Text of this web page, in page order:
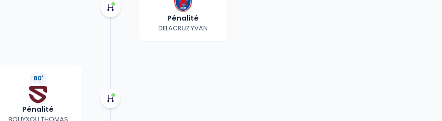
Pénalité
DELACRUZ YVAN
80'
Pénalité
BOUYXOU THOMAS